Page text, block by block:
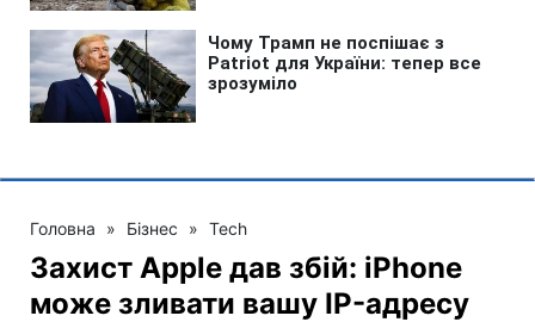
Головна » Бізнес » Tech
Захист Apple дав збій: iPhone
може зливати вашу IP-адресу